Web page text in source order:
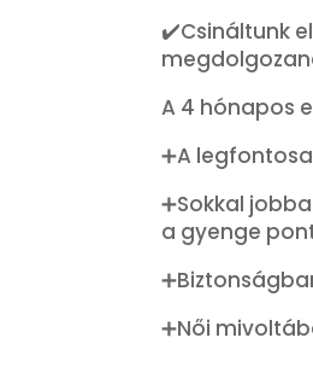
✔️Csináltunk
A 4 hónapos
➕A
➕Sokkal
a gyenge
➕Női